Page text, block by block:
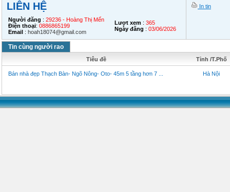
LIÊN HỆ
Người đăng : 29236 - Hoàng Thị Mến
Điện thoại: 0886865199
Email : hoah18074@gmail.com
Lượt xem : 365
Ngày đăng : 03/06/2026
In tin
Tin cùng người rao
Tiêu đề Tỉnh /T.Phố
Bán nhà đẹp Thạch Bàn- Ngõ Nông- Oto- 45m 5 tầng hơn 7 ... Hà Nội